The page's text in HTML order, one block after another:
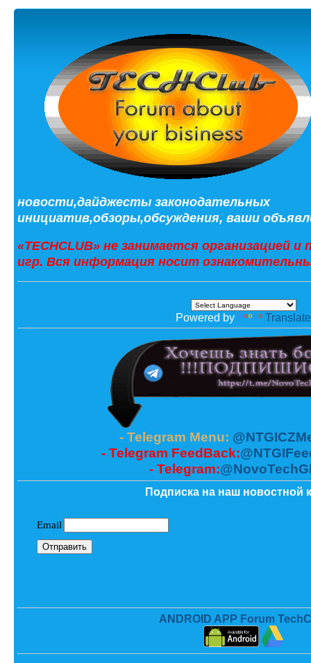
новости,дайджесты законодательных
инициатив,обзоры,обсуждения, ваши
«TECHCLUB» не занимается организацией
игр. Вся информация носит
Powered by Translate
- Telegram Menu:
- Telegram FeedBack:
- Telegram:
Подписка на наш новостной
ANDROID APP Forum